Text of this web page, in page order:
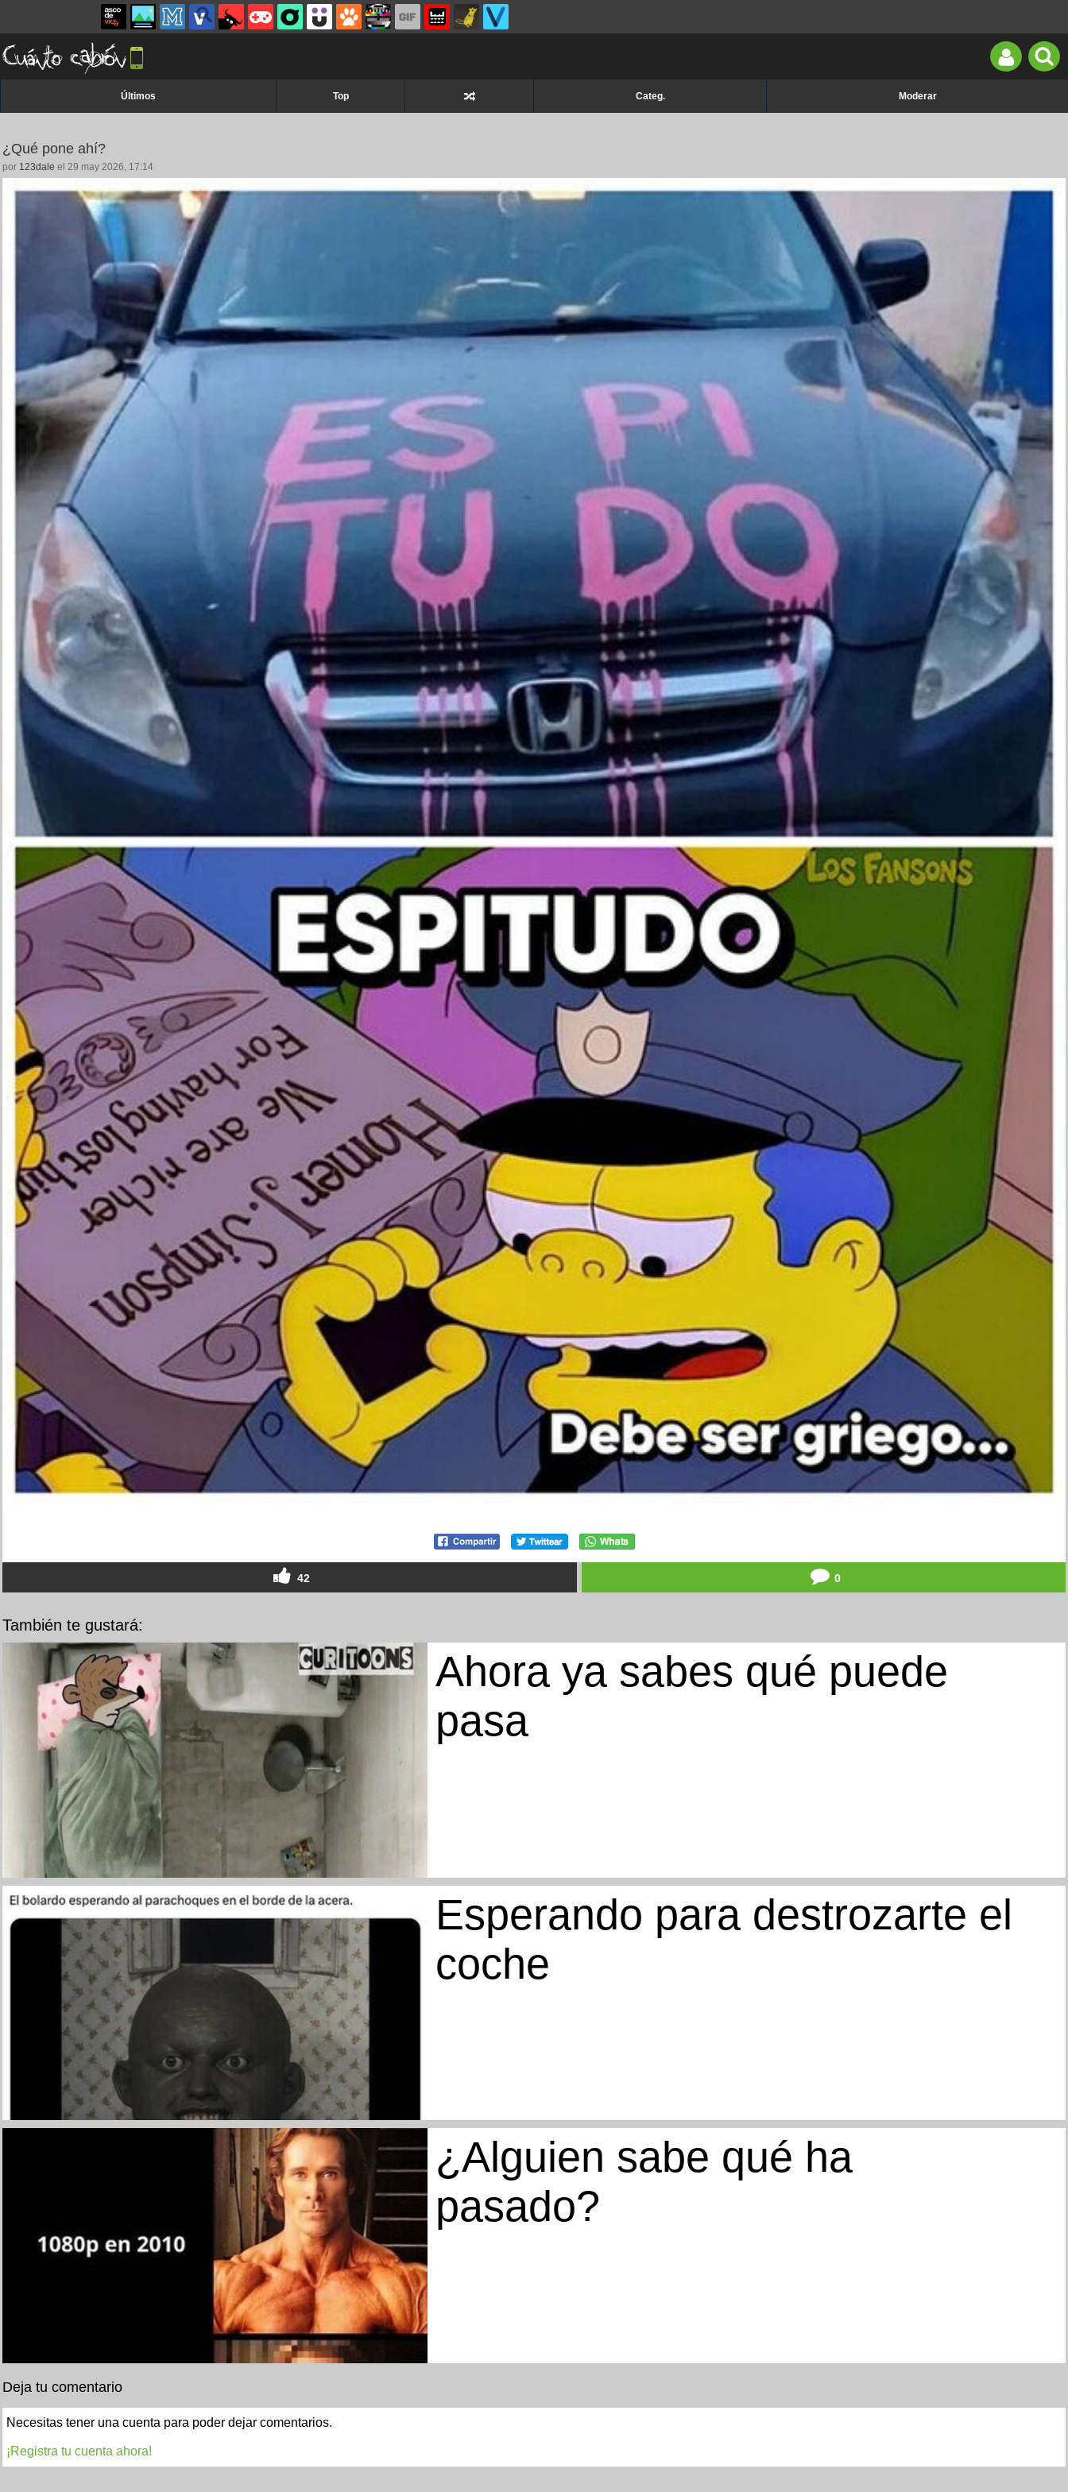
Últimos Top Categ. Moderar
¿Qué pone ahí?
por 123dale el 29 may 2026, 17:14
42 0
También te gustará:
Ahora ya sabes qué puede
pasa
Esperando para destrozarte el
coche
¿Alguien sabe qué ha
pasado?
Deja tu comentario
Necesitas tener una cuenta para poder dejar comentarios.
¡Registra tu cuenta ahora!